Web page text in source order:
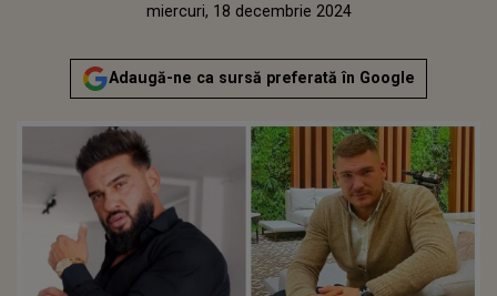
luni, 18 decembrie 2023
Actualizat:
miercuri, 18 decembrie 2024
Adaugă-ne ca sursă preferată în Google